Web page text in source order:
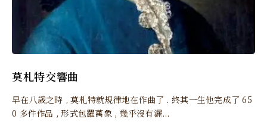
莫札特交響曲
早在八歲之時 , 莫札特就規律地在作曲了 . 終其一生他完成了 65
0 多件作品 , 形式包羅萬象 , 幾乎沒有漏...